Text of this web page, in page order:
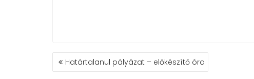
BEJEGYZÉS
NAVIGÁCIÓ
Határtalanul pályázat – előkészítő óra